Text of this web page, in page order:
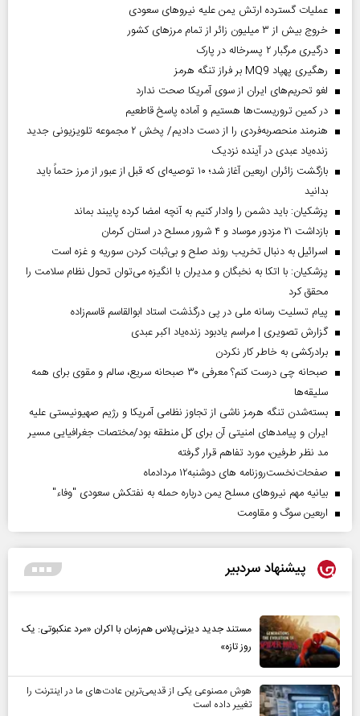
عملیات گسترده ارتش یمن علیه نیروهای سعودی
خروج بیش از ۳ میلیون زائر از تمام مرز‌های کشور
درگیری مرگبار ۲ پسرخاله در پارک
رهگیری پهپاد MQ9 بر فراز تنگه هرمز
لغو تحریم‌های ایران از سوی آمریکا صحت ندارد
در کمین تروریست‌ها هستیم و آماده پاسخ قاطعیم
هنرمند منحصر‌به‌فردی را از دست دادیم/ پخش ۲ مجموعه تلویزیونی جدید
زنده‌یاد عبدی در آینده نزدیک
بازگشت زائران اربعین آغاز شد؛ ۱۰ توصیه‌ای که قبل از عبور از مرز حتماً باید
بدانید
پزشکیان: باید دشمن را وادار کنیم به آنچه امضا کرده پایبند بماند
بازداشت ۲۱ مزدور موساد و ۴ شرور مسلح در استان کرمان
اسرائیل به دنبال تخریب روند صلح و بی‌ثبات کردن سوریه و غزه است
پزشکیان: با اتکا به نخبگان و مدیران با انگیزه می‌توان تحول نظام سلامت را
محقق کرد
پیام تسلیت رسانه ملی در پی درگذشت استاد ابوالقاسم قاسم‌زاده
گزارش تصویری | مراسم یادبود زنده‌یاد اکبر عبدی
برادرکشی به خاطر کار نکردن
صبحانه چی درست کنم؟ معرفی ۳۰ صبحانه سریع، سالم و مقوی برای همه
سلیقه‌ها
بسته‌شدن تنگه هرمز ناشی از تجاوز نظامی آمریکا و رژیم صهیونیستی علیه
ایران و پیامد‌های امنیتی آن برای کل منطقه بود/مختصات جغرافیایی مسیر
مد نظر طرفین، مورد تفاهم قرار گرفته
صفحات‌نخست‌روزنامه ها‌ی دوشنبه‌۱۲ مردادماه
بیانیه مهم نیروهای مسلح یمن درباره حمله به نفتکش سعودی "وفاء"
اربعین سوگ و مقاومت
پیشنهاد سردبیر
مستند جدید دیزنی‌پلاس هم‌زمان با اکران «مرد عنکبوتی: یک
روز تازه»
هوش مصنوعی یکی از قدیمی‌ترین عادت‌های ما در اینترنت را
تغییر داده است